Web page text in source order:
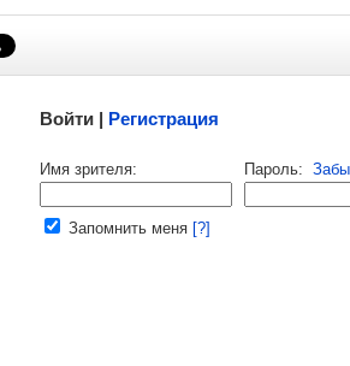
Войти | Регистрация
Имя зрителя: Пароль:
Запомнить меня [?]